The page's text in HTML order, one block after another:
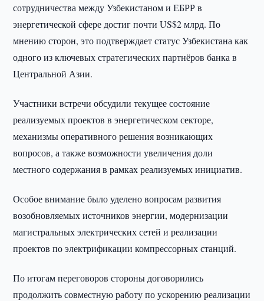
сотрудничества между Узбекистаном и ЕБРР в
энергетической сфере достиг почти US$2 млрд. По
мнению сторон, это подтверждает статус Узбекистана как
одного из ключевых стратегических партнёров банка в
Центральной Азии.
Участники встречи обсудили текущее состояние
реализуемых проектов в энергетическом секторе,
механизмы оперативного решения возникающих
вопросов, а также возможности увеличения доли
местного содержания в рамках реализуемых инициатив.
Особое внимание было уделено вопросам развития
возобновляемых источников энергии, модернизации
магистральных электрических сетей и реализации
проектов по электрификации компрессорных станций.
По итогам переговоров стороны договорились
продолжить совместную работу по ускорению реализации